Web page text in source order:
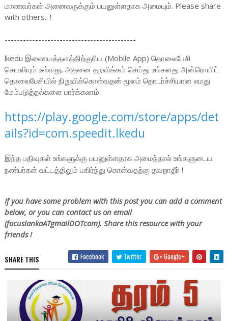
மாணவர்கள் அனைவருக்கும் பயனுள்ளதாக அமையும். Please share
with others.. !
-------------------------------------------
lkedu இணையத்தளத்திற்குரிய (Mobile App) தொலைபேசி
செயலியும் உள்ளது, அதனை தறவிக்கம் செய்து உங்களது அன்ரொயிட்
தொலைபேசியில் நிறுவிக்கொள்வதன் மூலம் தொடர்ச்சியான எமது
மேம்படுத்தல்களை பார்க்கலாம்.
https://play.google.com/store/apps/det
ails?id=com.speedit.lkedu
இந்த பதிவுகள் உங்களுக்கு பயனுள்ளதாக அமைந்தால் உங்களுடைய
நண்பர்கள் வட்டத்திலும் பகிர்ந்து கொள்வதற்கு தவறாதீர் !
If you have some problem with this post you can add a comment
below, or you can contact us on email
(focuslankaATgmailDOTcom). Share this resource with your
friends !
SHARE THIS Facebook Twitter Google+